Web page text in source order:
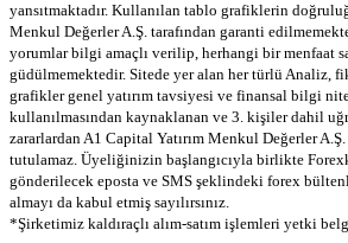
yansıtmaktadır. Kullanılan tablo grafiklerin
Menkul Değerler A.Ş. tarafından garanti
yorumlar bilgi amaçlı verilip, herhangi bir menfaat
güdülmemektedir. Sitede yer alan her türlü Analiz,
grafikler genel yatırım tavsiyesi ve finansal bilgi
kullanılmasından kaynaklanan ve 3. kişiler dahil
zararlardan A1 Capital Yatırım Menkul Değerler
tutulamaz. Üyeliğinizin başlangıcıyla birlikte
gönderilecek eposta ve SMS şeklindeki forex
almayı da kabul etmiş sayılırsınız.
*Şirketimiz kaldıraçlı alım-satım işlemleri yetki